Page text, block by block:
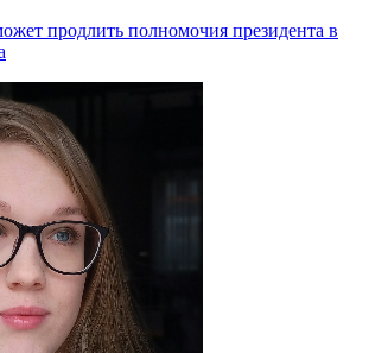
продлить полномочия президента в